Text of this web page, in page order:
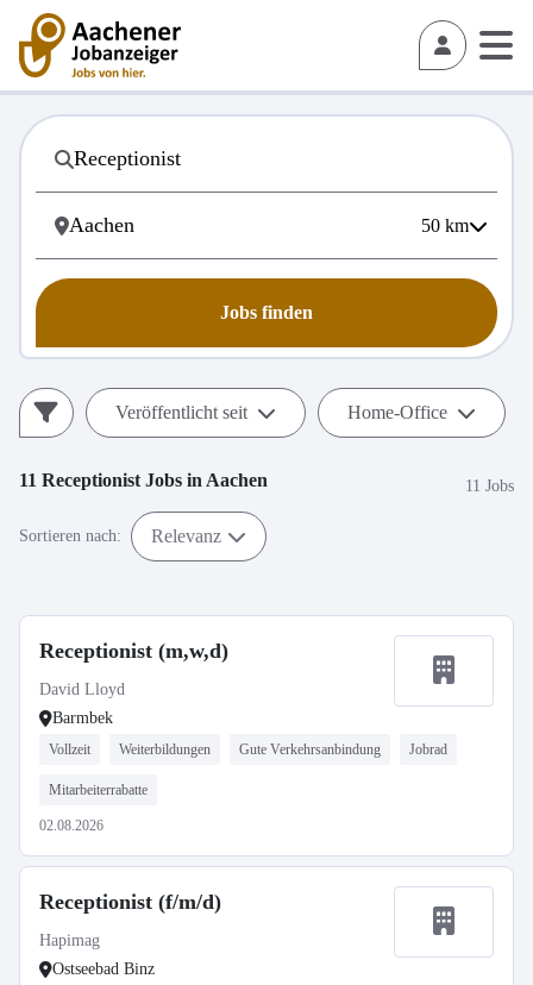
50 km
Jobs finden
Veröffentlicht seit Home-Office
11 Receptionist Jobs in Aachen 11 Jobs
Sortieren nach: Relevanz
Receptionist (m,w,d)
David Lloyd
Barmbek
Vollzeit Weiterbildungen Gute Verkehrsanbindung Jobrad
Mitarbeiterrabatte
02.08.2026
Receptionist (f/m/d)
Hapimag
Ostseebad Binz